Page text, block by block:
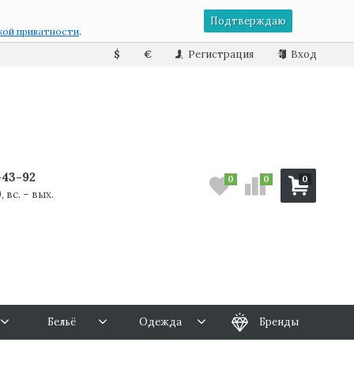
приватности.
Подтверждаю
$ € Регистрация Вход
43-92
вс. – вых.
0
0 0
Бельё Одежда Бренды